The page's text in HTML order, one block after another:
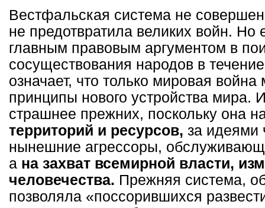
Вестфальская система не
не предотвратила великих войн.
главным правовым аргументом в
сосуществования народов в
означает, что только мировая война
принципы нового устройства мира.
страшнее прежних, поскольку она
территорий и ресурсов, за идеями
нынешние агрессоры,
а на захват всемирной власти,
человечества. Прежняя система,
позволяла «поссорившихся